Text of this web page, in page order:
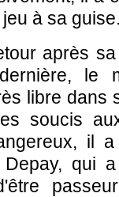
à sa
après
le
libre dans
soucis
il
qui